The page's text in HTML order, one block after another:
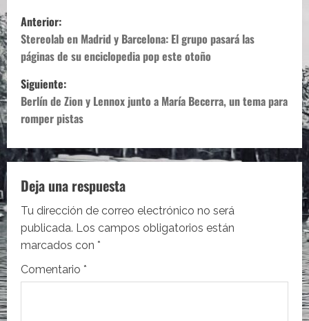
N
a
v
e
g
a
c
i
ó
n
Anterior:
Stereolab en Madrid y Barcelona: El grupo pasará las
páginas de su enciclopedia pop este otoño
Siguiente:
Berlín de Zion y Lennox junto a María Becerra, un tema para
romper pistas
Deja una respuesta
Tu dirección de correo electrónico no será
publicada. Los campos obligatorios están
marcados con *
Comentario *